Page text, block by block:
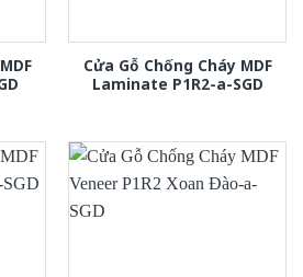
Cửa Gỗ Chống Cháy MDF
Laminate P1R2-a-SGD